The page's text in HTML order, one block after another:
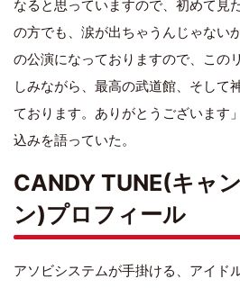
なると思っていますので、初めて見
の方でも、涙が出ちゃうんじゃない
の公演になっておりますので、この
しみながら、最高の武道館、そして
ております。ありがとうございます
込みを語っていた。
CANDY TUNE(キャ
ン)プロフィール
アソビシステムが手掛ける、アイド